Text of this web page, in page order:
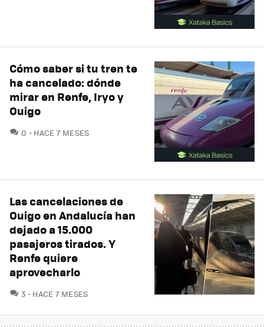
Cómo saber si tu tren te
ha cancelado: dónde
mirar en Renfe, Iryo y
Ouigo
0 COMENTARIOS
HACE 7 MESES
Las cancelaciones de
Ouigo en Andalucía han
dejado a 15.000
pasajeros tirados. Y
Renfe quiere
aprovecharlo
3 COMENTARIOS
HACE 7 MESES